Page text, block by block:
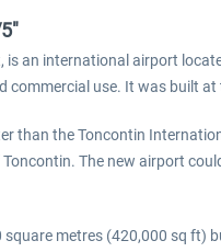
an international airport
use. It was built at
the Toncontin
The new airport
metres (420,000 sq ft)